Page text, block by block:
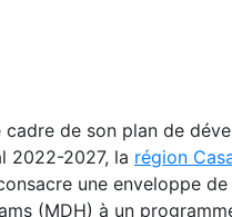
cadre de son plan de
2022-2027, la région
une enveloppe
(MDH) à un